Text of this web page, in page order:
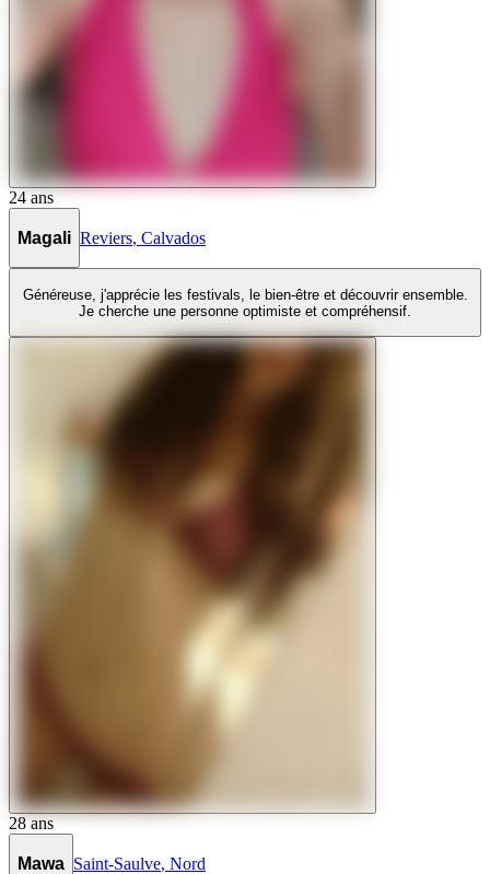
24 ans
Magali Reviers, Calvados
Généreuse, j'apprécie les festivals, le bien-être et découvrir ensemble.
Je cherche une personne optimiste et compréhensif.
28 ans
Mawa Saint-Saulve, Nord